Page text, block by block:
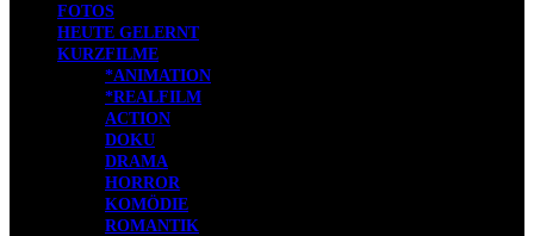
FOTOS
HEUTE GELERNT
KURZFILME
*ANIMATION
*REALFILM
ACTION
DOKU
DRAMA
HORROR
KOMÖDIE
ROMANTIK